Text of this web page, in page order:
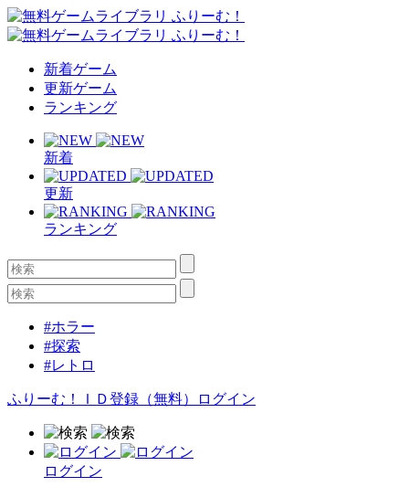
新着ゲーム
更新ゲーム
ランキング
新着
更新
ランキング
#ホラー
#探索
#レトロ
ふりーむ！ＩＤ登録（無料） ログイン
ログイン